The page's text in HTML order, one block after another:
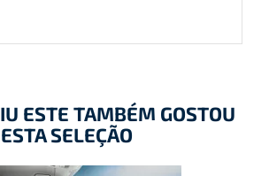
ESTE TAMBÉM GOSTOU
SELEÇÃO